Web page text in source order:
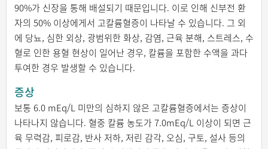
90%가 신장을 통해 배설되기 때문입니다. 이로 인해 신부전 환
자의 50% 이상에게서 고칼륨혈증이 나타날 수 있습니다. 그 외
에 당뇨, 심한 외상, 광범위한 화상, 감염, 근육 분해, 스트레스, 수
혈로 인한 용혈 현상이 일어난 경우, 칼륨을 포함한 수액을 과다
투여한 경우 발생할 수 있습니다.
증상
보통 6.0 mEq/L 미만의 심하지 않은 고칼륨혈증에서는 증상이
나타나지 않습니다. 혈중 칼륨 농도가 7.0mEq/L 이상이 되면 근
육 무력감, 피로감, 반사 저하, 저린 감각, 오심, 구토, 설사 등의